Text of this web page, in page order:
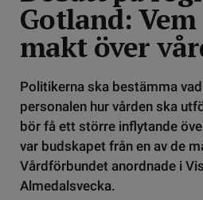
Gotland: Vem
makt över
Politikerna ska bestämma
personalen hur vården ska
bör få ett större inflytande
var budskapet från en av de
Vårdförbundet anordnade i
Almedalsvecka.